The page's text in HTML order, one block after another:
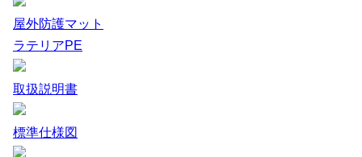
屋外防護マット
ラテリアPE
取扱説明書
標準仕様図